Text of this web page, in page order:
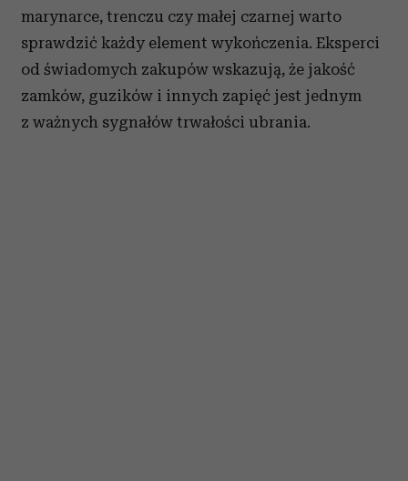
i reklam, aby oferować funkcje społecznościowe i
analizować ruch w naszej witrynie. Informacje o tym, jak
korzystasz z naszej witryny, udostępniamy partnerom
społecznościowym, reklamowym i analitycznym.
Partnerzy mogą połączyć te informacje z innymi danymi
otrzymanymi od Ciebie lub uzyskanymi podczas
marynarce, trenczu czy małej czarnej warto
sprawdzić każdy element wykończenia. Eksperci
od świadomych zakupów wskazują, że jakość
zamków, guzików i innych zapięć jest jednym
z ważnych sygnałów trwałości ubrania.